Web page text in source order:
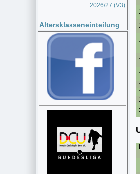
2026/27 (V3)
Altersklasseneinteilung